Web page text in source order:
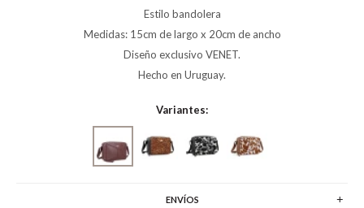
Estilo bandolera
Medidas: 15cm de largo x 20cm de ancho
Diseño exclusivo VENET.
Hecho en Uruguay.
Variantes:
ENVÍOS